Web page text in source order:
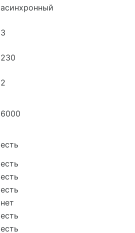
асинхронный
3
230
2
6000
есть
есть
есть
есть
нет
есть
есть